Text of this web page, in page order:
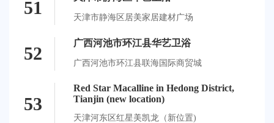
51 天津市静海区居美家居建材广场
52
广西河池市环江县华艺卫浴
广西河池市环江县联海国际商贸城
53
Red Star Macalline in Hedong District,
Tianjin (new location)
天津河东区红星美凯龙（新位置)